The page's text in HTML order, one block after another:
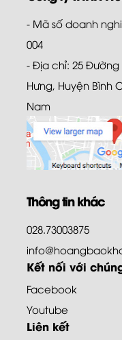
- Mã số doanh
004
- Địa chỉ: 25 Đường
Hưng, Huyện Bình
Nam
Thông tin khác
028.73003875
Kết nối với
Facebook
Youtube
Liên kết